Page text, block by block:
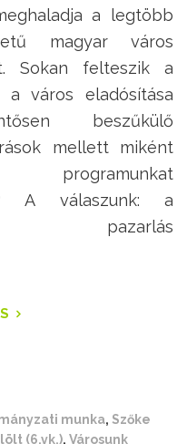
a legtöbb
magyar város
Sokan felteszik a
a város eladósítása
beszűkülő
mellett miként
programunkat
A válaszunk: a
pazarlás
munka, Szőke
(6.vk.), Városunk